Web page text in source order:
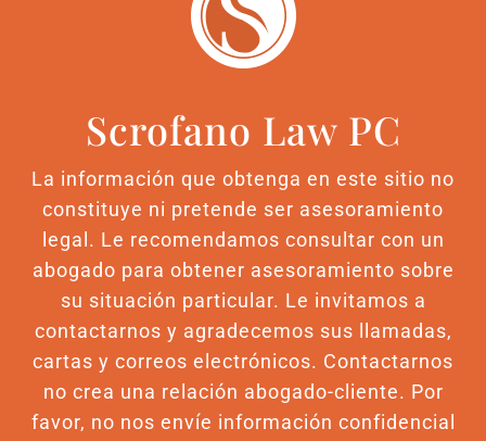
Scrofano Law PC
La información que obtenga en este sitio no
constituye ni pretende ser asesoramiento
legal. Le recomendamos consultar con un
abogado para obtener asesoramiento sobre
su situación particular. Le invitamos a
contactarnos y agradecemos sus llamadas,
cartas y correos electrónicos. Contactarnos
no crea una relación abogado-cliente. Por
favor, no nos envíe información confidencial